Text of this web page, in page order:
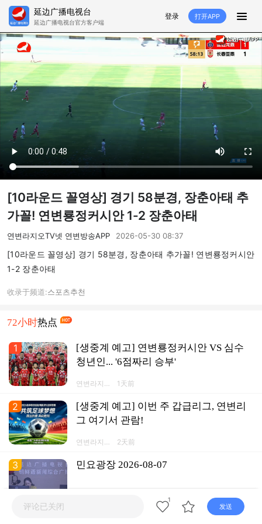
延边广播电视台
延边广播电视台官方客户端
登录 打开APP
HOME
추천 뉴스 영상뉴스 스포츠
추천영상 융매생방 백성열선 국내외
소품 겨레 생활
려행 특집
TV 라지오
프로그램
TV 라지오
[10라운드 꼴영상] 경기 58분경, 장춘아태 추
가꼴! 연변룡정커시안 1-2 장춘아태
연변라지오TV넷 연변방송APP 2026-05-30 08:37
[10라운드 꼴영상] 경기 58분경, 장춘아태 추가꼴! 연변룡정커시안
1-2 장춘아태
收录于频道:스포츠추천
72小时热点
1
[생중계 예고] 연변룡정커시안 VS 심수
청년인... '6점짜리 승부'
연변라지오
1天前
2
[생중계 예고] 이번 주 갑급리그, 연변리
그 여기서 관람!
연변라지오
2天前
3 민요광장 2026-08-07
评论已关闭
1
发送